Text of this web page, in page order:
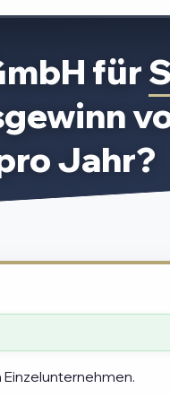
für
Jahr?